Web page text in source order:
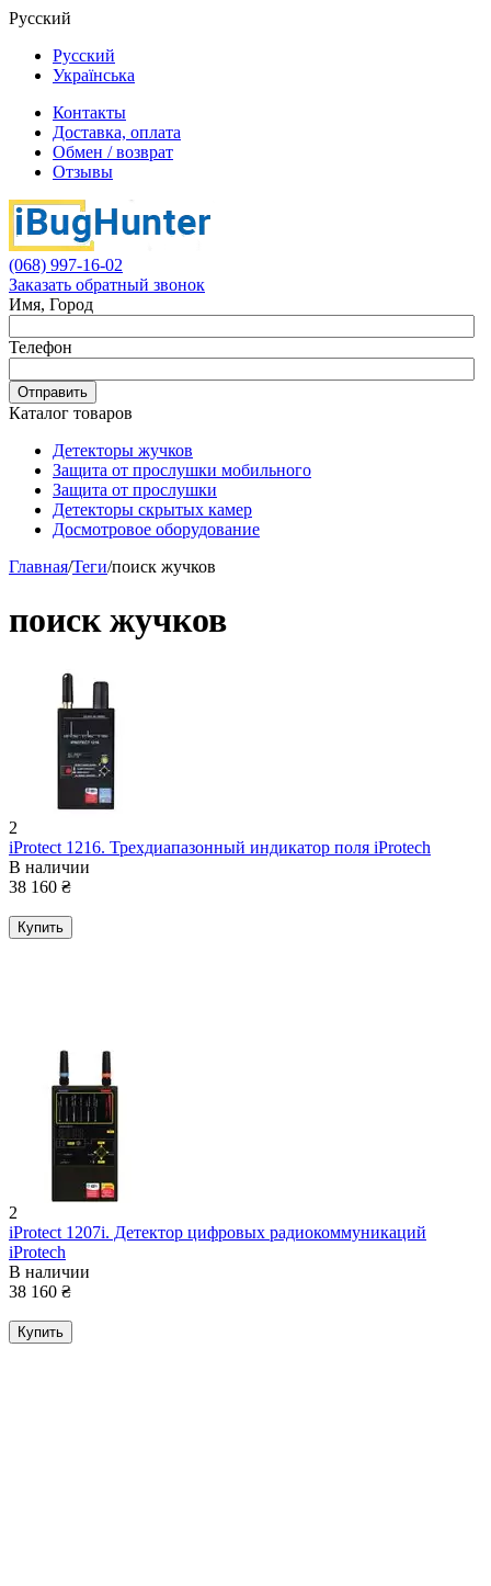
Русский
Русский
Українська
Контакты
Доставка, оплата
Обмен / возврат
Отзывы
(068) 997-16-02
Заказать обратный звонок
Имя, Город
Телефон
Отправить
Каталог товаров
Детекторы жучков
Защита от прослушки мобильного
Защита от прослушки
Детекторы скрытых камер
Досмотровое оборудование
Главная/Теги/поиск жучков
поиск жучков
2
iProtect 1216. Трехдиапазонный индикатор поля iProtech
В наличии
38 160 ₴
Купить
2
iProtect 1207i. Детектор цифровых радиокоммуникаций
iProtech
В наличии
38 160 ₴
Купить